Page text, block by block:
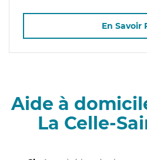
En Savoir
Aide à
La Celle-